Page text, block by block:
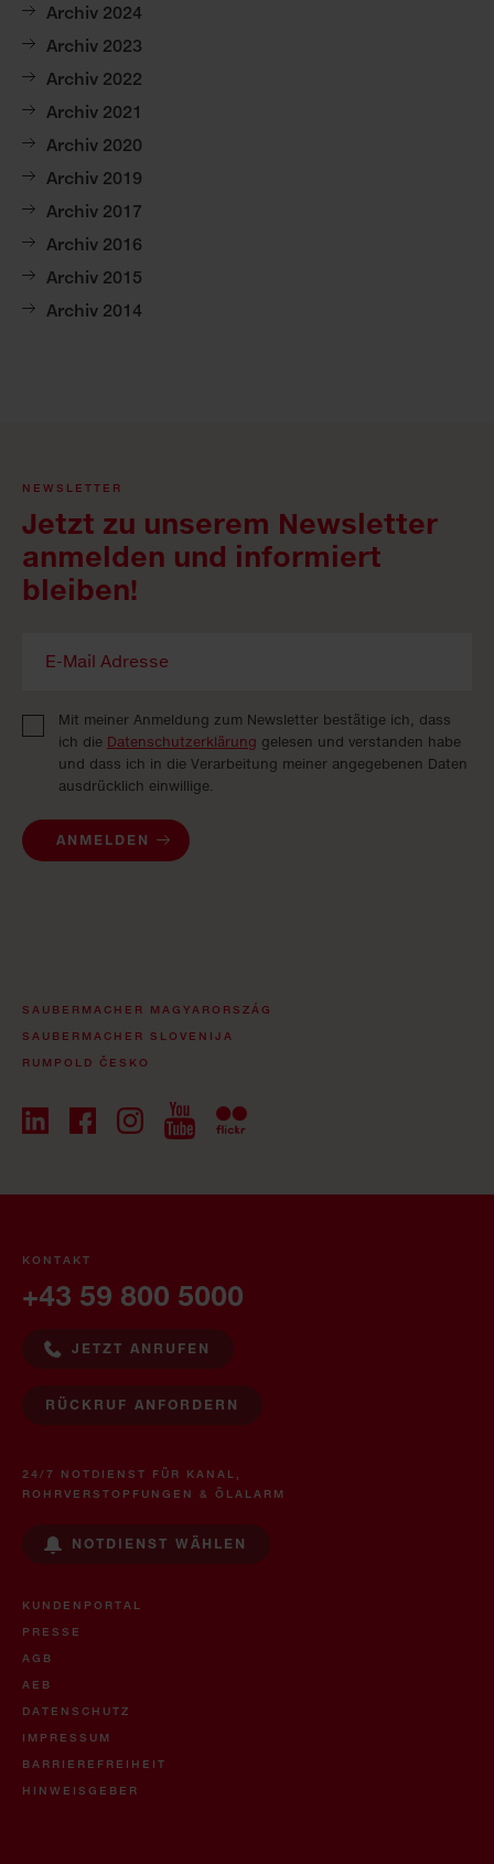
Archiv 2024
Archiv 2023
Archiv 2022
Archiv 2021
Archiv 2020
Archiv 2019
Archiv 2017
Archiv 2016
Archiv 2015
Archiv 2014
NEWSLETTER
Jetzt zu unserem Newsletter
anmelden und informiert
bleiben!
Mit meiner Anmeldung zum Newsletter bestätige ich, dass
ich die Datenschutzerklärung gelesen und verstanden habe
und dass ich in die Verarbeitung meiner angegebenen Daten
ausdrücklich einwillige.
ANMELDEN
SAUBERMACHER MAGYARORSZÁG
SAUBERMACHER SLOVENIJA
RUMPOLD ČESKO
KONTAKT
+43 59 800 5000
JETZT ANRUFEN
RÜCKRUF ANFORDERN
24/7 NOTDIENST FÜR KANAL,
ROHRVERSTOPFUNGEN & ÖLALARM
NOTDIENST WÄHLEN
KUNDENPORTAL
PRESSE
AGB
AEB
DATENSCHUTZ
IMPRESSUM
BARRIEREFREIHEIT
HINWEISGEBER